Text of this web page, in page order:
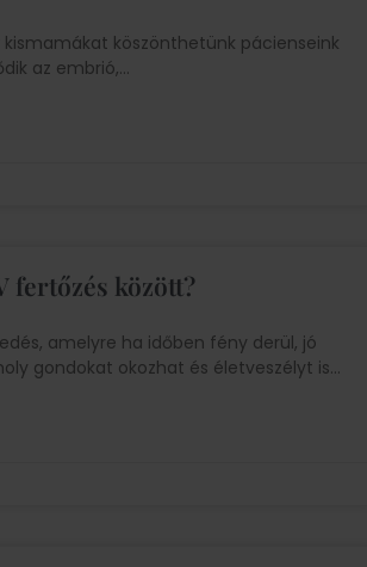
köszönthetünk pácienseink
az embrió,
fertőzés között?
amelyre ha időben fény derül, jó
gondokat okozhat és életveszélyt is